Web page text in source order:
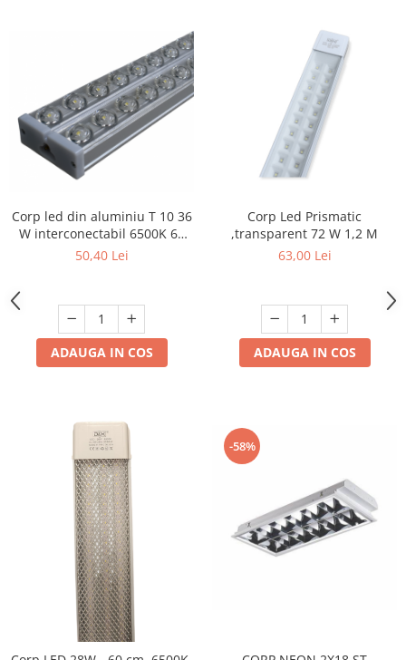
Corp led din aluminiu T 10 36
W interconectabil 6500K 60
cm
50,40 Lei
ADAUGA IN COS
Corp Led Prismatic
,transparent 72 W 1,2 M
63,00 Lei
ADAUGA IN COS
-58%